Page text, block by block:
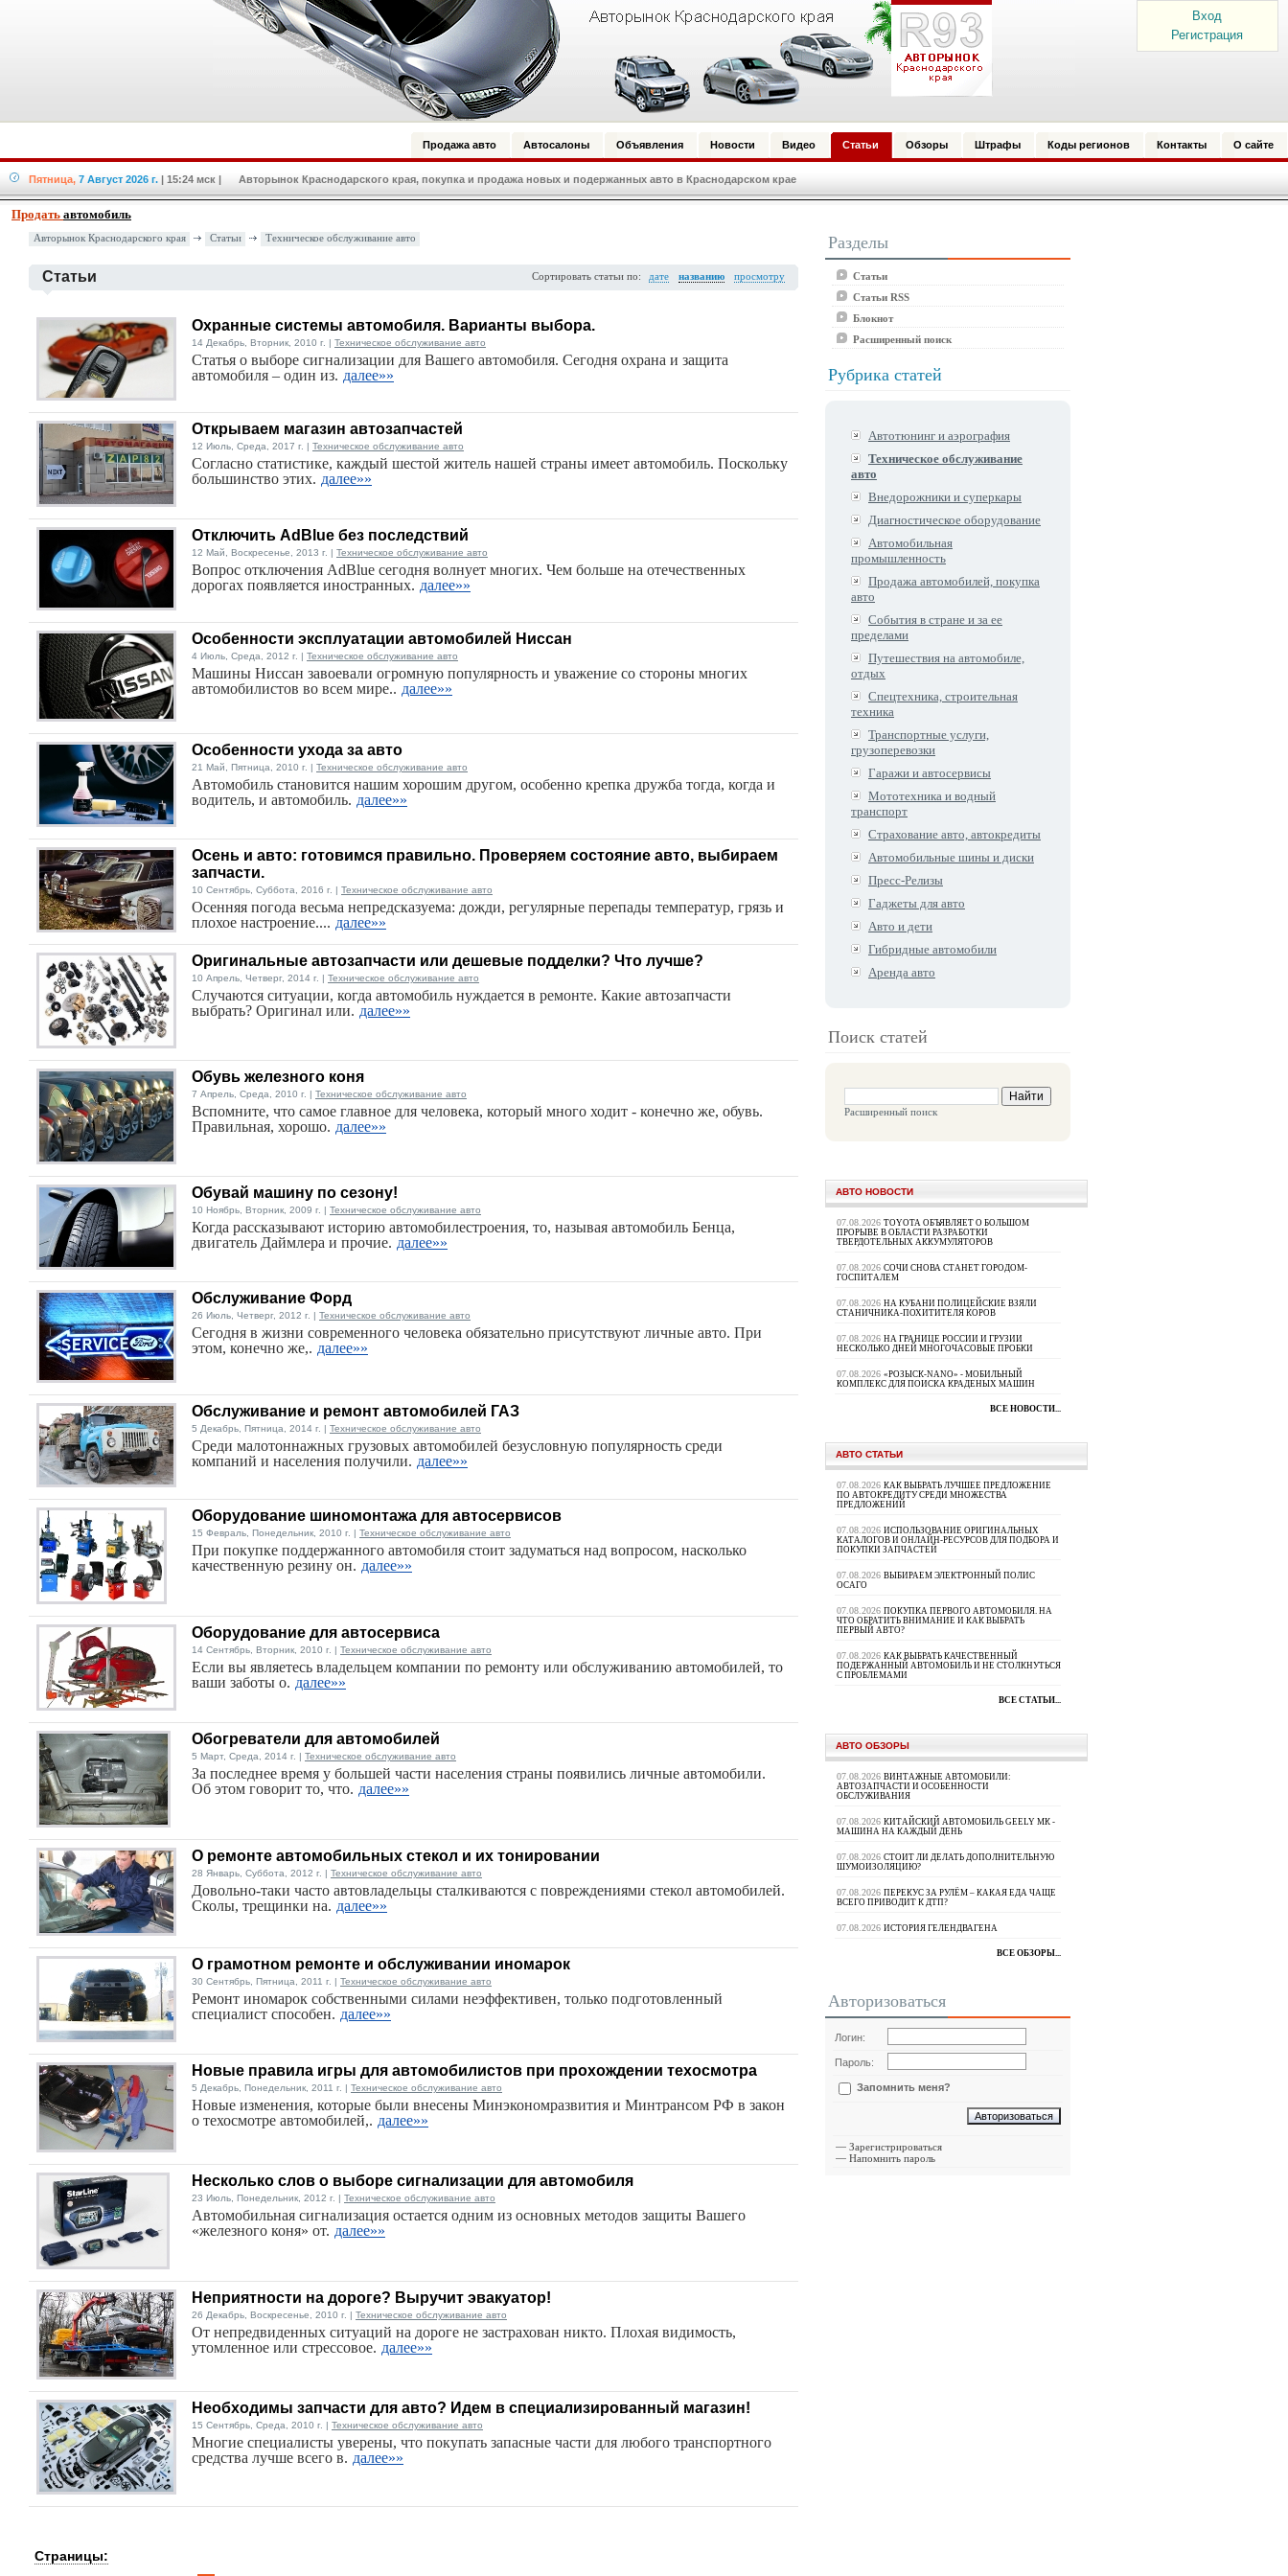
Вход
Регистрация
Продажа авто Автосалоны Объявления Новости Видео Статьи Обзоры Штрафы Коды регионов Контакты О сайте
Пятница, 7 Август 2026 г. | 15:24 мск | Авторынок Краснодарского края, покупка и продажа новых и подержанных авто в Краснодарском крае
Продать автомобиль
Авторынок Краснодарского края Статьи Техническое обслуживание авто
Статьи Сортировать статьи по: дате названию просмотру
Охранные системы автомобиля. Варианты выбора.
14 Декабрь, Вторник, 2010 г. | Техническое обслуживание авто
Статья о выборе сигнализации для Вашего автомобиля. Сегодня охрана и защита
автомобиля – один из. далее»»
Открываем магазин автозапчастей
12 Июль, Среда, 2017 г. | Техническое обслуживание авто
Согласно статистике, каждый шестой житель нашей страны имеет автомобиль. Поскольку
большинство этих. далее»»
Отключить AdBlue без последствий
12 Май, Воскресенье, 2013 г. | Техническое обслуживание авто
Вопрос отключения AdBlue сегодня волнует многих. Чем больше на отечественных
дорогах появляется иностранных. далее»»
Особенности эксплуатации автомобилей Ниссан
4 Июль, Среда, 2012 г. | Техническое обслуживание авто
Машины Ниссан завоевали огромную популярность и уважение со стороны многих
автомобилистов во всем мире.. далее»»
Особенности ухода за авто
21 Май, Пятница, 2010 г. | Техническое обслуживание авто
Автомобиль становится нашим хорошим другом, особенно крепка дружба тогда, когда и
водитель, и автомобиль. далее»»
Осень и авто: готовимся правильно. Проверяем состояние авто, выбираем
запчасти.
10 Сентябрь, Суббота, 2016 г. | Техническое обслуживание авто
Осенняя погода весьма непредсказуема: дожди, регулярные перепады температур, грязь и
плохое настроение.... далее»»
Оригинальные автозапчасти или дешевые подделки? Что лучше?
10 Апрель, Четверг, 2014 г. | Техническое обслуживание авто
Случаются ситуации, когда автомобиль нуждается в ремонте. Какие автозапчасти
выбрать? Оригинал или. далее»»
Обувь железного коня
7 Апрель, Среда, 2010 г. | Техническое обслуживание авто
Вспомните, что самое главное для человека, который много ходит - конечно же, обувь.
Правильная, хорошо. далее»»
Обувай машину по сезону!
10 Ноябрь, Вторник, 2009 г. | Техническое обслуживание авто
Когда рассказывают историю автомобилестроения, то, называя автомобиль Бенца,
двигатель Даймлера и прочие. далее»»
Обслуживание Форд
26 Июль, Четверг, 2012 г. | Техническое обслуживание авто
Сегодня в жизни современного человека обязательно присутствуют личные авто. При
этом, конечно же,. далее»»
Обслуживание и ремонт автомобилей ГАЗ
5 Декабрь, Пятница, 2014 г. | Техническое обслуживание авто
Среди малотоннажных грузовых автомобилей безусловную популярность среди
компаний и населения получили. далее»»
Оборудование шиномонтажа для автосервисов
15 Февраль, Понедельник, 2010 г. | Техническое обслуживание авто
При покупке поддержанного автомобиля стоит задуматься над вопросом, насколько
качественную резину он. далее»»
Оборудование для автосервиса
14 Сентябрь, Вторник, 2010 г. | Техническое обслуживание авто
Если вы являетесь владельцем компании по ремонту или обслуживанию автомобилей, то
ваши заботы о. далее»»
Обогреватели для автомобилей
5 Март, Среда, 2014 г. | Техническое обслуживание авто
За последнее время у большей части населения страны появились личные автомобили.
Об этом говорит то, что. далее»»
О ремонте автомобильных стекол и их тонировании
28 Январь, Суббота, 2012 г. | Техническое обслуживание авто
Довольно-таки часто автовладельцы сталкиваются с повреждениями стекол автомобилей.
Сколы, трещинки на. далее»»
О грамотном ремонте и обслуживании иномарок
30 Сентябрь, Пятница, 2011 г. | Техническое обслуживание авто
Ремонт иномарок собственными силами неэффективен, только подготовленный
специалист способен. далее»»
Новые правила игры для автомобилистов при прохождении техосмотра
5 Декабрь, Понедельник, 2011 г. | Техническое обслуживание авто
Новые изменения, которые были внесены Минэкономразвития и Минтрансом РФ в закон
о техосмотре автомобилей,. далее»»
Несколько слов о выборе сигнализации для автомобиля
23 Июль, Понедельник, 2012 г. | Техническое обслуживание авто
Автомобильная сигнализация остается одним из основных методов защиты Вашего
«железного коня» от. далее»»
Неприятности на дороге? Выручит эвакуатор!
26 Декабрь, Воскресенье, 2010 г. | Техническое обслуживание авто
От непредвиденных ситуаций на дороге не застрахован никто. Плохая видимость,
утомленное или стрессовое. далее»»
Необходимы запчасти для авто? Идем в специализированный магазин!
15 Сентябрь, Среда, 2010 г. | Техническое обслуживание авто
Многие специалисты уверены, что покупать запасные части для любого транспортного
средства лучше всего в. далее»»
Страницы:
Разделы
Статьи
Статьи RSS
Блокнот
Расширенный поиск
Рубрика статей
Автотюнинг и аэрография
Техническое обслуживание
авто
Внедорожники и суперкары
Диагностическое оборудование
Автомобильная
промышленность
Продажа автомобилей, покупка
авто
События в стране и за ее
пределами
Путешествия на автомобиле,
отдых
Спецтехника, строительная
техника
Транспортные услуги,
грузоперевозки
Гаражи и автосервисы
Мототехника и водный
транспорт
Страхование авто, автокредиты
Автомобильные шины и диски
Пресс-Релизы
Гаджеты для авто
Авто и дети
Гибридные автомобили
Аренда авто
Поиск статей
Расширенный поиск
АВТО НОВОСТИ
07.08.2026 TOYOTA ОБЪЯВЛЯЕТ О БОЛЬШОМ
ПРОРЫВЕ В ОБЛАСТИ РАЗРАБОТКИ
ТВЕРДОТЕЛЬНЫХ АККУМУЛЯТОРОВ
07.08.2026 СОЧИ СНОВА СТАНЕТ ГОРОДОМ-
ГОСПИТАЛЕМ
07.08.2026 НА КУБАНИ ПОЛИЦЕЙСКИЕ ВЗЯЛИ
СТАНИЧНИКА-ПОХИТИТЕЛЯ КОРОВ
07.08.2026 НА ГРАНИЦЕ РОССИИ И ГРУЗИИ
НЕСКОЛЬКО ДНЕЙ МНОГОЧАСОВЫЕ ПРОБКИ
07.08.2026 «РОЗЫСК-NANO» - МОБИЛЬНЫЙ
КОМПЛЕКС ДЛЯ ПОИСКА КРАДЕНЫХ МАШИН
ВСЕ НОВОСТИ...
АВТО СТАТЬИ
07.08.2026 КАК ВЫБРАТЬ ЛУЧШЕЕ ПРЕДЛОЖЕНИЕ
ПО АВТОКРЕДИТУ СРЕДИ МНОЖЕСТВА
ПРЕДЛОЖЕНИЙ
07.08.2026 ИСПОЛЬЗОВАНИЕ ОРИГИНАЛЬНЫХ
КАТАЛОГОВ И ОНЛАЙН-РЕСУРСОВ ДЛЯ ПОДБОРА И
ПОКУПКИ ЗАПЧАСТЕЙ
07.08.2026 ВЫБИРАЕМ ЭЛЕКТРОННЫЙ ПОЛИС
ОСАГО
07.08.2026 ПОКУПКА ПЕРВОГО АВТОМОБИЛЯ. НА
ЧТО ОБРАТИТЬ ВНИМАНИЕ И КАК ВЫБРАТЬ
ПЕРВЫЙ АВТО?
07.08.2026 КАК ВЫБРАТЬ КАЧЕСТВЕННЫЙ
ПОДЕРЖАННЫЙ АВТОМОБИЛЬ И НЕ СТОЛКНУТЬСЯ
С ПРОБЛЕМАМИ
ВСЕ СТАТЬИ...
АВТО ОБЗОРЫ
07.08.2026 ВИНТАЖНЫЕ АВТОМОБИЛИ:
АВТОЗАПЧАСТИ И ОСОБЕННОСТИ
ОБСЛУЖИВАНИЯ
07.08.2026 КИТАЙСКИЙ АВТОМОБИЛЬ GEELY МК -
МАШИНА НА КАЖДЫЙ ДЕНЬ
07.08.2026 СТОИТ ЛИ ДЕЛАТЬ ДОПОЛНИТЕЛЬНУЮ
ШУМОИЗОЛЯЦИЮ?
07.08.2026 ПЕРЕКУС ЗА РУЛЁМ – КАКАЯ ЕДА ЧАЩЕ
ВСЕГО ПРИВОДИТ К ДТП?
07.08.2026 ИСТОРИЯ ГЕЛЕНДВАГЕНА
ВСЕ ОБЗОРЫ...
Авторизоваться
Логин:
Пароль:
Запомнить меня?
— Зарегистрироваться
— Напомнить пароль